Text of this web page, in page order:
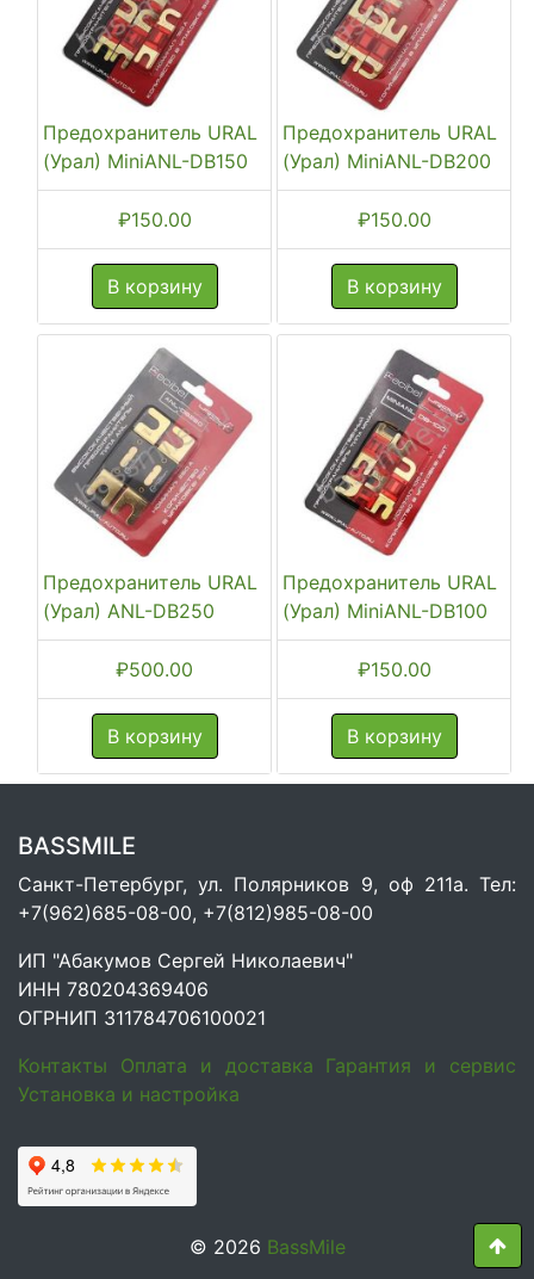
Предохранитель URAL
(Урал) MiniANL-DB150
₽150.00
В корзину
Предохранитель URAL
(Урал) MiniANL-DB200
₽150.00
В корзину
Предохранитель URAL
(Урал) ANL-DB250
₽500.00
В корзину
Предохранитель URAL
(Урал) MiniANL-DB100
₽150.00
В корзину
BASSMILE
Санкт-Петербург, ул. Полярников 9, оф 211а. Тел:
+7(962)685-08-00, +7(812)985-08-00
ИП "Абакумов Сергей Николаевич"
ИНН 780204369406
ОГРНИП 311784706100021
Контакты
Оплата и доставка Гарантия и сервис
Установка и настройка
© 2026 BassMile